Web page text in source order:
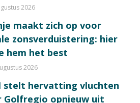
2026
maakt zich op voor
zonsverduistering: hier
hem het best
2026
stelt hervatting vluchten
Golfregio opnieuw uit